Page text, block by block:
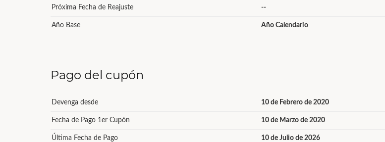
Próxima Fecha de Reajuste --
Año Base Año Calendario
Pago del cupón
Devenga desde 10 de Febrero de 2020
Fecha de Pago 1er Cupón 10 de Marzo de 2020
Última Fecha de Pago 10 de Julio de 2026